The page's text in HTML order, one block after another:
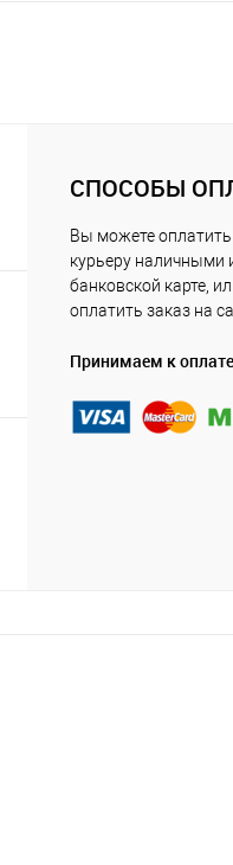
СПОСОБЫ
Вы можете оплатить
курьеру наличными
банковской карте,
оплатить заказ на
Принимаем к оплате